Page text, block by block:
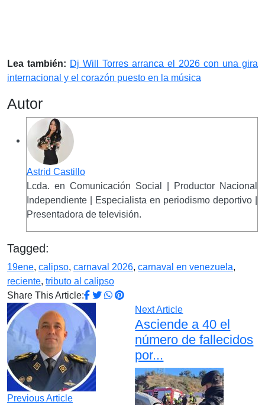
Lea también: Dj Will Torres arranca el 2026 con una gira
internacional y el corazón puesto en la música
Autor
Astrid Castillo
Lcda. en Comunicación Social | Productor Nacional
Independiente | Especialista en periodismo deportivo |
Presentadora de televisión.
Tagged:
19ene, calipso, carnaval 2026, carnaval en venezuela,
reciente, tributo al calipso
Share This Article:
Previous Article
Next Article
Asciende a 40 el
número de fallecidos
por...